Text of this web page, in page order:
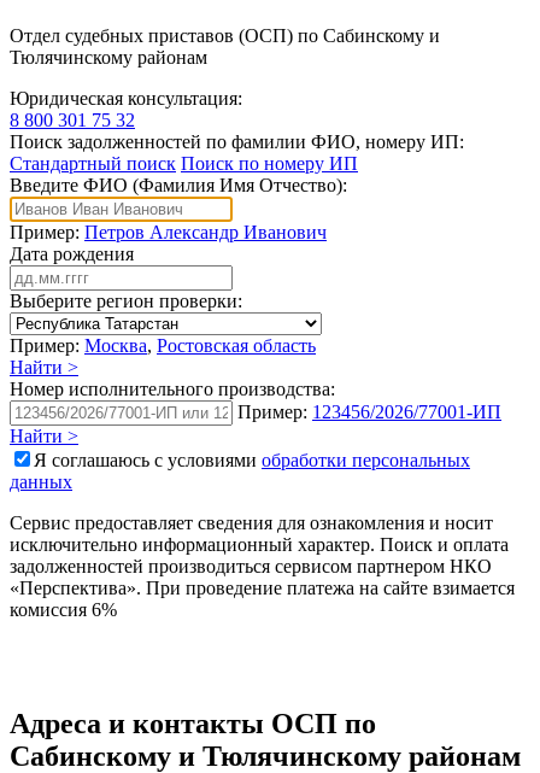
Отдел судебных приставов (ОСП) по Сабинскому и
Тюлячинскому районам
Юридическая консультация:
8 800 301 75 32
Поиск задолженностей по фамилии ФИО, номеру ИП:
Стандартный поиск Поиск по номеру ИП
Введите ФИО (Фамилия Имя Отчество):
Пример: Петров Александр Иванович
Дата рождения
Выберите регион проверки:
Пример: Москва, Ростовская область
Найти >
Номер исполнительного производства:
Пример: 123456/2026/77001-ИП
Найти >
Я соглашаюсь с условиями обработки персональных
данных
Сервис предоставляет сведения для ознакомления и носит
исключительно информационный характер. Поиск и оплата
задолженностей производиться сервисом партнером НКО
«Перспектива». При проведение платежа на сайте взимается
комиссия 6%
Адреса и контакты ОСП по
Сабинскому и Тюлячинскому районам